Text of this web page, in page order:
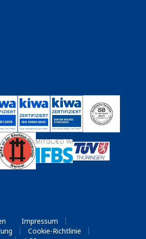
Impressum
Cookie-Richtlinie